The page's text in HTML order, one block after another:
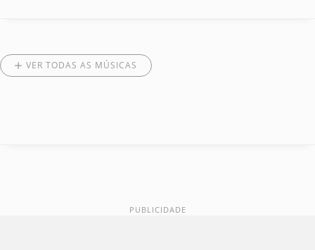
VER TODAS AS MÚSICAS